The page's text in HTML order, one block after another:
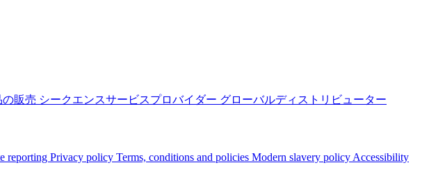
販売 シークエンスサービスプロバイダー グローバルディストリビューター
reporting Privacy policy Terms, conditions and policies Modern slavery policy Accessibility